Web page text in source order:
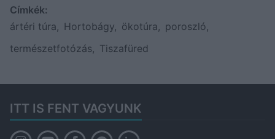
Címkék:
ártéri túra, Hortobágy, ökotúra, poroszló,
természetfotózás, Tiszafüred
ITT IS FENT VAGYUNK